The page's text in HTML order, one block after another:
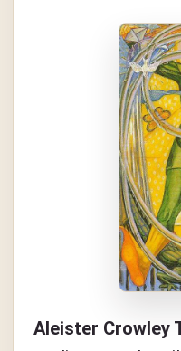
Aleister Crowley